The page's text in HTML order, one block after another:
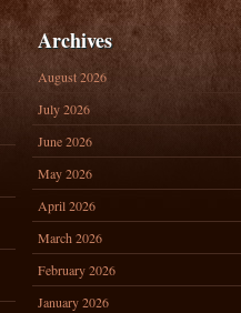
Archives
August 2026
July 2026
June 2026
May 2026
April 2026
March 2026
February 2026
January 2026